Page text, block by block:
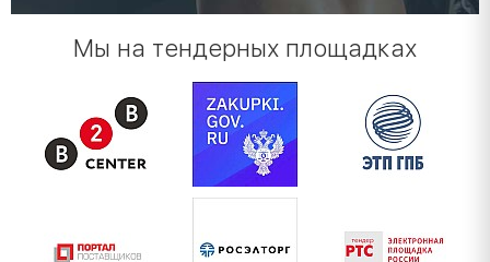
Мы на тендерных площадках